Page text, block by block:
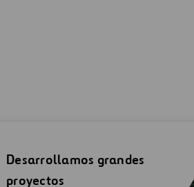
Desarrollamos grandes
proyectos